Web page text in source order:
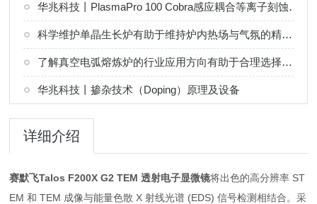
华兆科技丨PlasmaPro 100 Cobra感应耦合等离子刻蚀（ICP）系统解决方案
科学维护单晶生长炉有助于维持炉内热场与气氛的精确控制
了解真空电弧熔炼炉的行业应用方向有助于合理选择熔炼工艺
华兆科技丨掺杂技术（Doping）原理及设备
详细介绍
赛默飞Talos F200X G2 TEM 透射电子显微镜将出色的高分辨率 ST
EM 和 TEM 成像与能量色散 X 射线光谱 (EDS) 信号检测相结合。采